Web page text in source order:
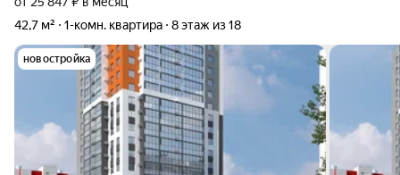
42,7 м²
1-комн. квартира 8 этаж из 18
новостройка